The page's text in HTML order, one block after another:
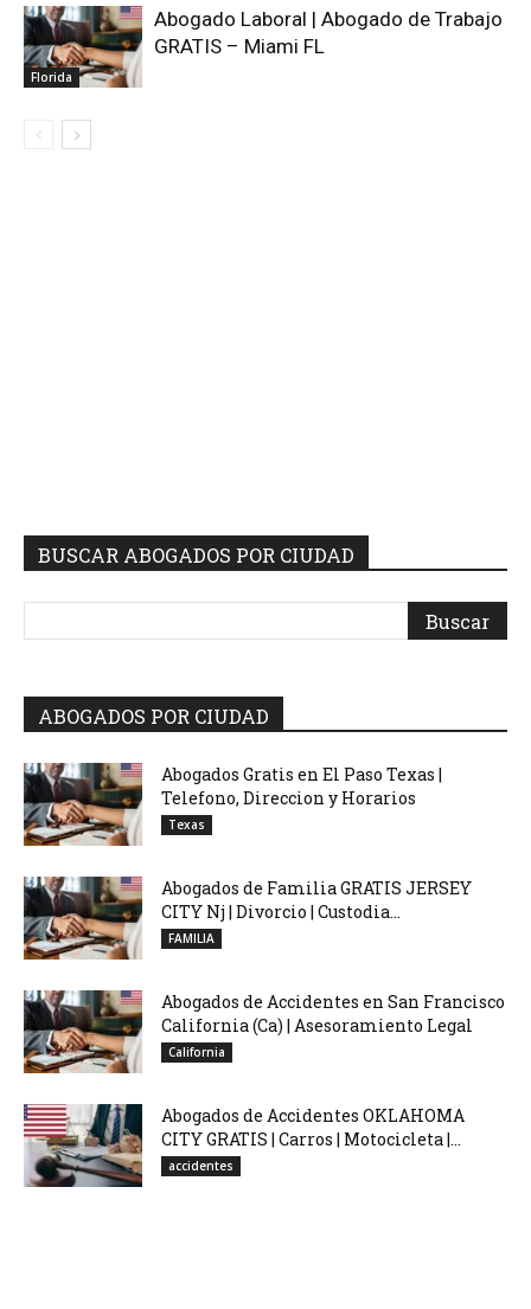
Florida
Abogado Laboral | Abogado de Trabajo
GRATIS – Miami FL
BUSCAR ABOGADOS POR CIUDAD
ABOGADOS POR CIUDAD
Abogados Gratis en El Paso Texas |
Telefono, Direccion y Horarios
Texas
Abogados de Familia GRATIS JERSEY
CITY Nj | Divorcio | Custodia...
FAMILIA
Abogados de Accidentes en San Francisco
California (Ca) | Asesoramiento Legal
California
Abogados de Accidentes OKLAHOMA
CITY GRATIS | Carros | Motocicleta |...
accidentes